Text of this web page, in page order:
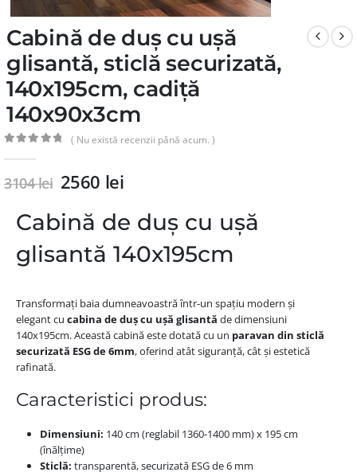
Cabină de duș cu ușă
glisantă, sticlă securizată,
140x195cm, cadiță
140x90x3cm
( Nu există recenzii până acum. )
3104lei 2560 lei
Cabină de duș cu ușă
glisantă 140x195cm
Transformați baia dumneavoastră într-un spațiu modern și
elegant cu cabina de duș cu ușă glisantă de dimensiuni
140x195cm. Această cabină este dotată cu un paravan din sticlă
securizată ESG de 6mm, oferind atât siguranță, cât și estetică
rafinată.
Caracteristici produs:
Dimensiuni: 140 cm (reglabil 1360-1400 mm) x 195 cm
(înălțime)
Sticlă: transparentă, securizată ESG de 6 mm